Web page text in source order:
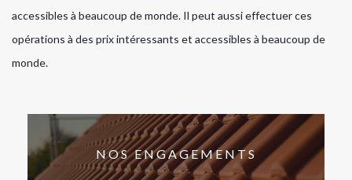
accessibles à beaucoup de monde. Il peut aussi effectuer ces
opérations à des prix intéressants et accessibles à beaucoup de
monde.
NOS ENGAGEMENTS